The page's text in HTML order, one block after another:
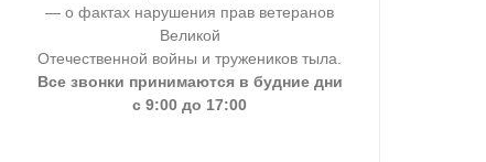
— о фактах нарушения прав ветеранов
Великой
Отечественной войны и тружеников тыла.
Все звонки принимаются в будние дни
с 9:00 до 17:00